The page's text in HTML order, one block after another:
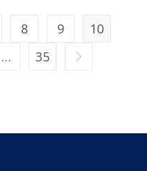
8 9
10
… 35